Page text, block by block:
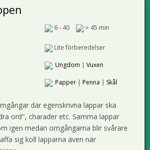
6 - 40 ≈ 45 min
Lite förberedelser
Ungdom | Vuxen
Papper| Penna | Skål
där egenskrivna lappar ska
ord", charader etc. Samma lappar
igen medan omgångarna blir svårare
sig koll lapparna även när